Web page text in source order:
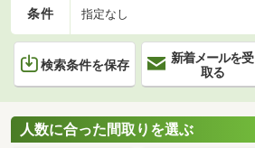
条件 指定なし
検索条件を保存
新着メールを受
取る
人数に合った間取りを選ぶ